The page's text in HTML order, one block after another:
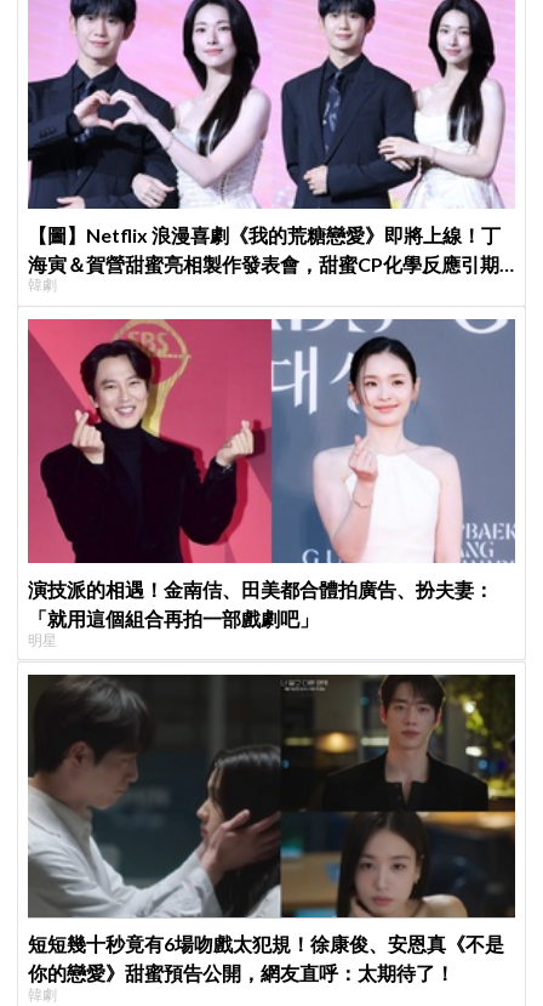
【圖】Netflix 浪漫喜劇《我的荒糖戀愛》即將上線！丁
海寅＆賀營甜蜜亮相製作發表會，甜蜜CP化學反應引期
待
韓劇
演技派的相遇！金南佶、田美都合體拍廣告、扮夫妻：
「就用這個組合再拍一部戲劇吧」
明星
短短幾十秒竟有6場吻戲太犯規！徐康俊、安恩真《不是
你的戀愛》甜蜜預告公開，網友直呼：太期待了！
韓劇